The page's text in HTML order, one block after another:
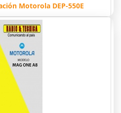
Motorola DEP-550E